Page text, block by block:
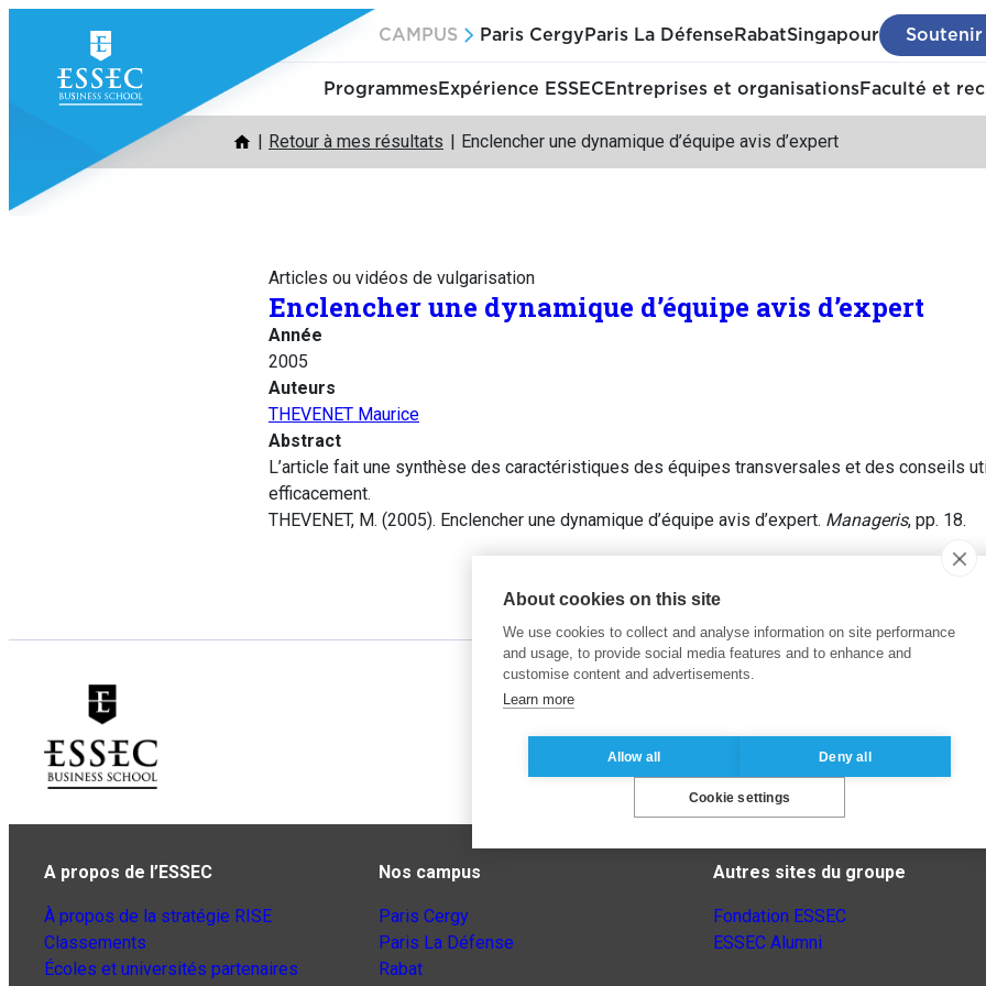
contenu
CAMPUS Paris Cergy Paris La Défense RabatSingapour Soutenir
ProgrammesExpérience ESSEC Entreprises et organisationsFaculté et
Retour à mes résultats Enclencher une dynamique d’équipe avis d’expert
Articles ou vidéos de vulgarisation
Enclencher une dynamique d’équipe avis d’expert
Année
2005
Auteurs
THEVENET Maurice
Abstract
L’article fait une synthèse des caractéristiques des équipes transversales et des conseils
efficacement.
THEVENET, M. (2005). Enclencher une dynamique d’équipe avis d’expert. Manageris, pp. 18.
A propos de l’ESSEC
À propos de la stratégie RISE
Classements
Écoles et universités partenaires
Nos campus
Paris Cergy
Paris La Défense
Rabat
Autres sites du groupe
Fondation ESSEC
ESSEC Alumni
About cookies on this site
We use cookies to collect and analyse information on site performance
and usage, to provide social media features and to enhance and
customise content and advertisements.
Learn more
Allow all Deny all
Cookie settings